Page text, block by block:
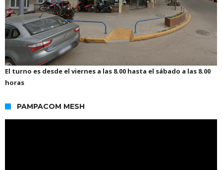
El turno es desde el viernes a las 8.00 hasta el sábado a las 8.00
horas
PAMPACOM MESH